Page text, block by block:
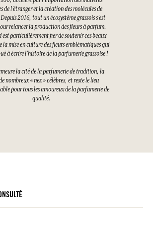
de l’étranger et la création des molécules de
2016, tout un écosystème grassois s’est
relancer la production des fleurs à parfum.
est particulièrement fier de soutenir ces beaux
la mise en culture des fleurs emblématiques qui
à écrire l’histoire de la parfumerie grassoise !
la cité de la parfumerie de tradition, la
nombreux « nez » célèbres, et reste le lieu
pour tous les amoureux de la parfumerie de
qualité.